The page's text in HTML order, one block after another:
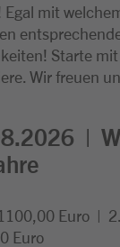
mit
Starte mit
Wir freuen
|
Euro |
Euro